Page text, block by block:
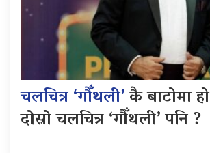
चलचित्र ‘गौँथली’कै बाटोमा हो
दोस्रो चलचित्र ‘गौँथली’ पनि ?